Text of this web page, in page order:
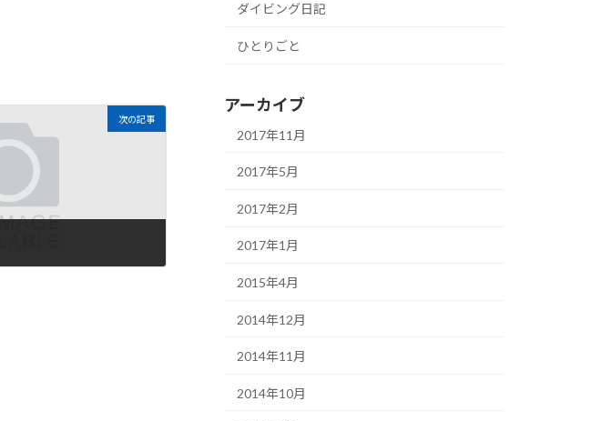
次の記事
ダイビング日記
ひとりごと
アーカイブ
2017年11月
2017年5月
2017年2月
2017年1月
2015年4月
2014年12月
2014年11月
2014年10月